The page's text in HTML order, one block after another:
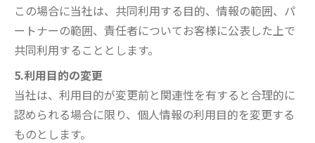
この場合に当社は、共同利用する目的、情報の範囲、パ
ートナーの範囲、責任者についてお客様に公表した上で
共同利用することとします。
5.利用目的の変更
当社は、利用目的が変更前と関連性を有すると合理的に
認められる場合に限り、個人情報の利用目的を変更する
ものとします。